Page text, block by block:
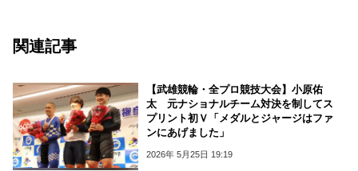
関連記事
【武雄競輪・全プロ競技大会】小原佑
太 元ナショナルチーム対決を制してス
プリント初Ｖ「メダルとジャージはファ
ンにあげました」
2026年 5月25日 19:19